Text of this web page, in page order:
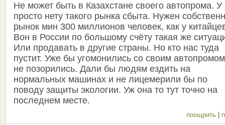
Не может быть в Казахстане своего автопрома. У
просто нету такого рынка сбыта. Нужен
рынок мин 300 миллионов человек, как у
Вон в России по большому счёту такая же
Или продавать в другие страны. Но кто нас туда
пустит. Уже бы угомонились со своим
не позорились. Дали бы людям ездить на
нормальных машинах и не лицемерили бы по
поводу защиты экологии. Уж она то тут точно на
последнем месте.
поощрить